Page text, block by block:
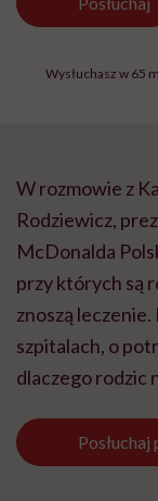
Wysłuchasz w 65
W rozmowie z
Rodziewicz,
McDonalda
przy których są
znoszą
szpitalach, o
dlaczego rodzic
Posłuchaj